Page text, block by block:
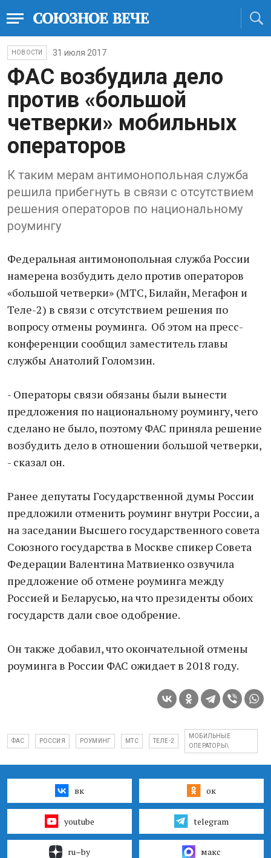
НОВОСТИ 31 июля 2017
ФАС возбудила дело
против «большой
четверки» мобильных
операторов
К таким мерам антимонопольная служба
решила прибегнуть в связи с отсутствием
решения операторов по национальному
роумингу
Федеральная антимонопольная служба России
намерена возбудить дело против операторов
«большой четверки» (МТС, Билайн, Мегафон и
Теле-2) в связи с отсутствием решения по
вопросу отмены роуминга. Об этом на пресс-
конференции сообщил заместитель главы
службы Анатолий Голомзин.
- Операторы связи обязаны были вынести
предложения по национальному роумингу, чего
сделано не было, поэтому ФАС приняла решение
возбудить дело в отношении большой четверки,
- сказал он.
Ранее депутаты Государственной думы России
предложили отменить роуминг внутри России, а
на заседании Высшего государственного совета
Союзного государства в Москве спикер Совета
Федерации Валентина Матвиенко озвучила
предложение об отмене роуминга между
Россией и Беларусью, на что президенты обоих
государств дали свое одобрение.
Он также добавил, что окончательной отмены
роуминга в России ФАС ожидает в 2018 году.
ФАС РОССИЯ РОУМИНГ МТС ТЕЛЕ-2
МОБИЛЬНЫЕ
ОПЕРАТОРЫ\
вк ок
youtube telegram
ru–by макс